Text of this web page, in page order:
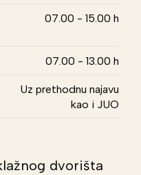
07.00 - 15.00 h
07.00 - 13.00 h
Uz prethodnu najavu
kao i JUO
dvorišta